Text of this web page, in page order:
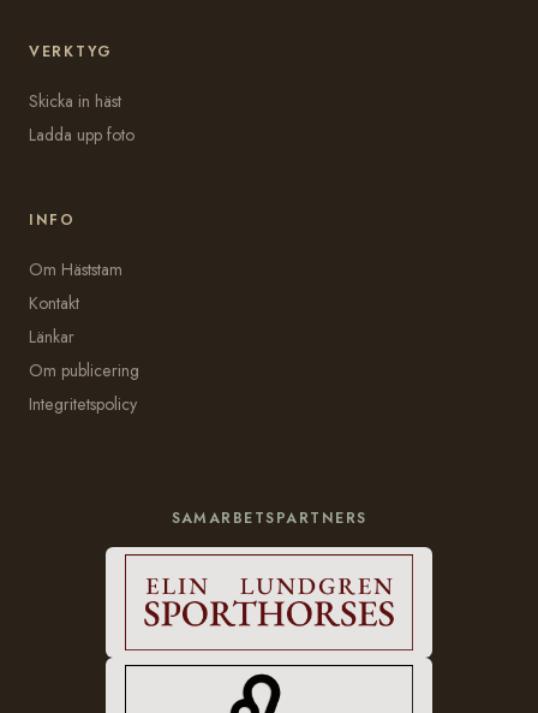
VERKTYG
Skicka in häst
Ladda upp foto
INFO
Om Häststam
Kontakt
Länkar
Om publicering
Integritetspolicy
SAMARBETSPARTNERS